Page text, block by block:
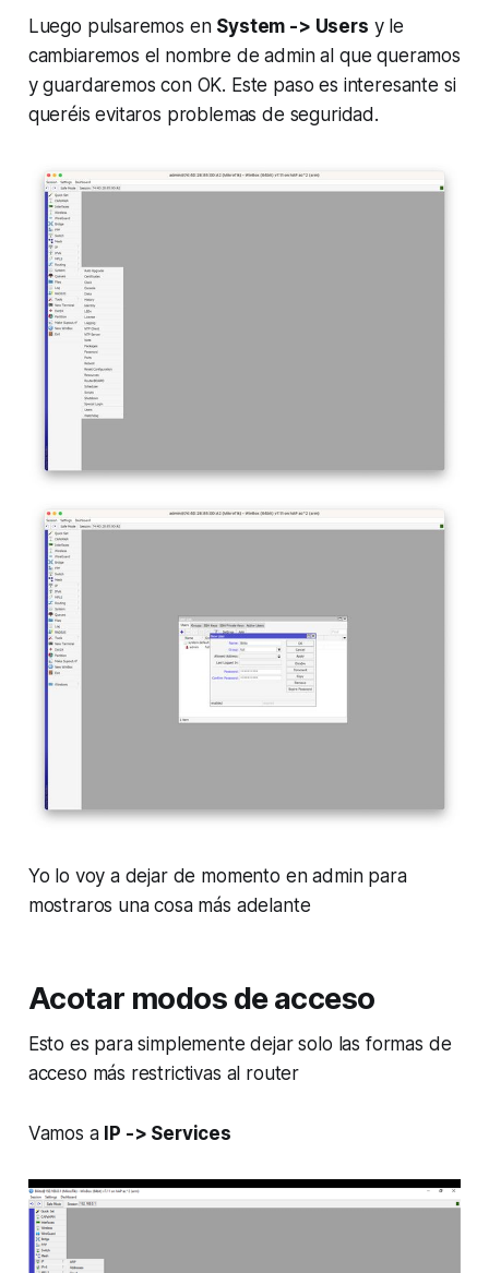
Luego pulsaremos en System -> Users y le
cambiaremos el nombre de admin al que queramos
y guardaremos con OK. Este paso es interesante si
queréis evitaros problemas de seguridad.
Yo lo voy a dejar de momento en admin para
mostraros una cosa más adelante
Acotar modos de acceso
Esto es para simplemente dejar solo las formas de
acceso más restrictivas al router
Vamos a IP -> Services